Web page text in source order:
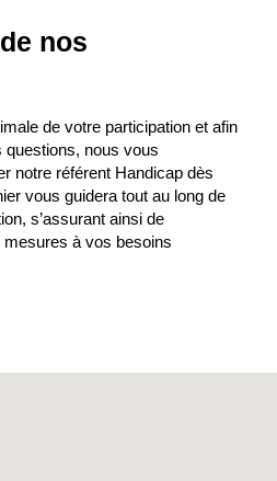
nos
de votre participation et afin
questions, nous vous
notre référent Handicap dès
vous guidera tout au long de
s’assurant ainsi de
mesures à vos besoins